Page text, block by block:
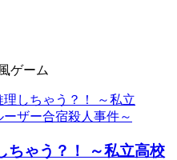
ゲーム
ちゃう？！ ～私立高校